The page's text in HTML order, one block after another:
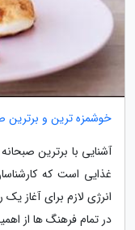
خوشمزه ترین و برترین
آشنایی با برترین
غذایی است که
انرژی لازم برای آغاز
در تمام فرهنگ ها از